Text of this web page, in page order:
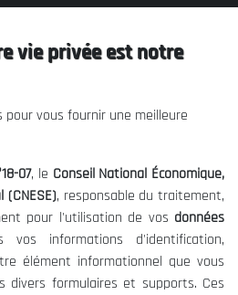
prions de nous
l'accès à ce
est restreint.
vie privée est notre
pour vous fournir une meilleure
07, le Conseil National Économique,
, responsable du traitement,
pour l'utilisation de vos données
informations d'identification,
élément informationnel que vous
divers formulaires et supports. Ces